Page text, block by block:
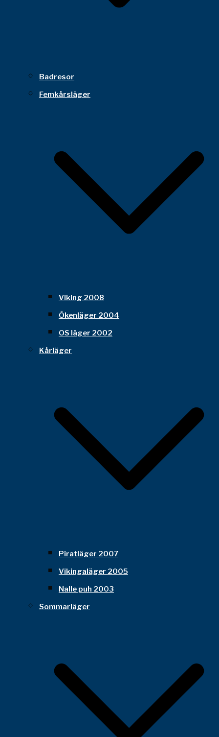
Badresor
Femkårsläger
Viking 2008
Ökenläger 2004
OS läger 2002
Kårläger
Piratläger 2007
Vikingaläger 2005
Nalle puh 2003
Sommarläger